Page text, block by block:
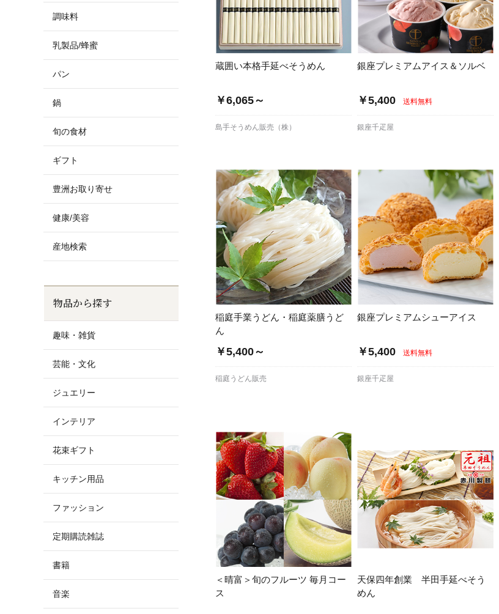
蔵囲い本格手延べそうめん
￥6,065～
島手そうめん販売（株）
銀座プレミアムアイス＆ソルベ
￥5,400 送料無料
銀座千疋屋
稲庭手業うどん・稲庭薬膳うど
ん
￥5,400～
稲庭うどん販売
銀座プレミアムシューアイス
￥5,400 送料無料
銀座千疋屋
＜晴富＞旬のフルーツ 毎月コー
ス
天保四年創業 半田手延べそう
めん
調味料
乳製品/蜂蜜
パン
鍋
旬の食材
ギフト
豊洲お取り寄せ
健康/美容
産地検索
物品から探す
趣味・雑貨
芸能・文化
ジュエリー
インテリア
花束ギフト
キッチン用品
ファッション
定期購読雑誌
書籍
音楽